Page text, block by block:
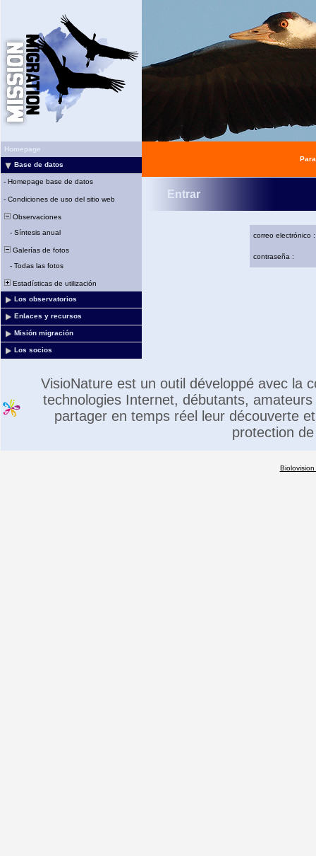
Homepage
Base de datos
- Homepage base de datos
- Condiciones de uso del sitio web
Observaciones
- Síntesis anual
Galerías de fotos
- Todas las fotos
Estadísticas de utilización
Los observatorios
Enlaces y recursos
Misión migración
Los socios
Entrar
correo electrónico :
contraseña :
VisioNature est un outil développé avec la
technologies Internet, débutants,
partager en temps réel leur découverte
protection
Biolovision